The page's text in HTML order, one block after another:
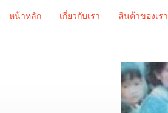
หน้าหลัก เกี่ยวกับเรา สินค้าของเรา